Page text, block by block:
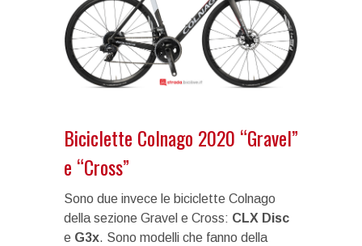
Biciclette Colnago 2020 “Gravel”
e “Cross”
Sono due invece le biciclette Colnago
della sezione Gravel e Cross: CLX Disc
e G3x. Sono modelli che fanno della